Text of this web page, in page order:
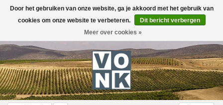
Toggle
navigation
Door het gebruiken van onze website, ga je akkoord met het gebruik van
cookies om onze website te verbeteren.
Dit bericht verbergen
Meer over cookies »